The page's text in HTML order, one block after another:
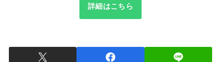
詳細はこちら